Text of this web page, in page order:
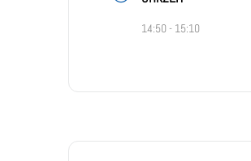
14:50 - 15:10